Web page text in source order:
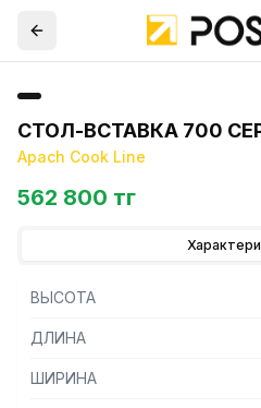
СТОЛ-ВСТАВКА 700 СЕР.
Apach Cook Line
562 800 тг
ВЫСОТА
ДЛИНА
ШИРИНА